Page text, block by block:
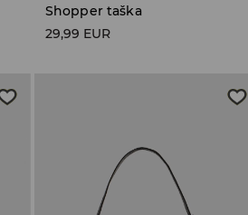
Shopper taška
29,99 EUR